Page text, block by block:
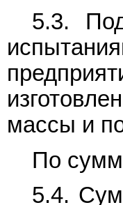
5.3.
массы и
По
5.4.